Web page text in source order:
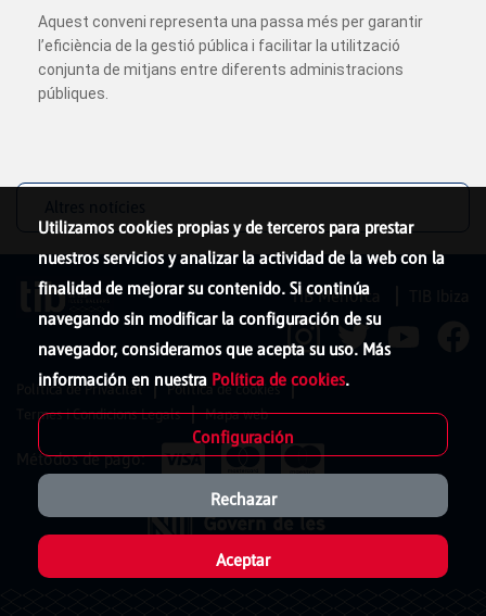
Aquest conveni representa una passa més per garantir
l’eficiència de la gestió pública i facilitar la utilització
conjunta de mitjans entre diferents administracions
públiques.
Utilizamos cookies propias y de terceros para prestar
nuestros servicios y analizar la actividad de la web con la
finalidad de mejorar su contenido. Si continúa
navegando sin modificar la configuración de su
navegador, consideramos que acepta su uso. Más
información en nuestra Política de cookies.
Configuración
Rechazar
Aceptar
TIB Menorca
Política de Privacitat
Política de cookies
Termes i Condicions Legals
Mapa web
Métodos de pago: